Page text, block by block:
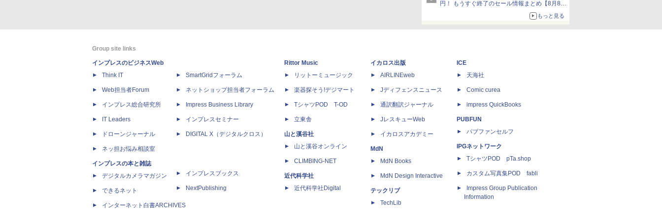
円！ もうすぐ終了のセール情報まとめ【8月8日
ニンテンドーeショップでは「大神 絶景版」が
もっと見る
Group site links
インプレスのビジネスWeb
Think IT
Web担当者Forum
インプレス総合研究所
IT Leaders
ドローンジャーナル
ネッ担お悩み相談室
インプレスの本と雑誌
デジタルカメラマガジン
できるネット
インターネット白書ARCHIVES
SmartGridフォーラム
ネットショップ担当者フォーラム
Impress Business Library
インプレスセミナー
DIGITAL X（デジタルクロス）
インプレスブックス
NextPublishing
Rittor Music
リットーミュージック
楽器探そう!デジマート
TシャツPOD T-OD
立東舎
山と溪谷社
山と溪谷オンライン
CLIMBING-NET
近代科学社
近代科学社Digital
イカロス出版
AIRLINEweb
Jディフェンスニュース
通訳翻訳ジャーナル
JレスキューWeb
イカロスアカデミー
MdN
MdN Books
MdN Design Interactive
テックリブ
TechLib
ICE
天海社
Comic curea
impress QuickBooks
PUBFUN
パブファンセルフ
IPGネットワーク
TシャツPOD pTa.shop
カスタム写真集POD fabli
Impress Group Publication
Information